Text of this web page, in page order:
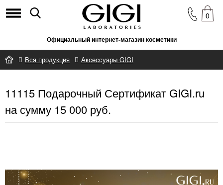
Официальный интернет-магазин косметики
0
Вся продукция Аксессуары GIGI
11115 Подарочный Сертификат GIGI.ru
на сумму 15 000 руб.